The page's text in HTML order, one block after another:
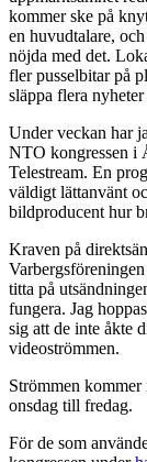
kommer ske på
en huvudtalare,
nöjda med det.
fler pusselbitar på
släppa flera
Under veckan har
NTO kongressen i
Telestream. En
väldigt lättanvänt
bildproducent hur
Kraven på
titta på
fungera. Jag
sig att de inte åkte
videoströmmen.
Strömmen kommer
onsdag till fredag.
För de som